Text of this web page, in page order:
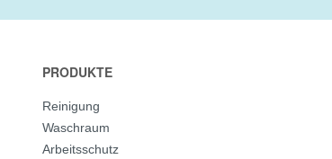
PRODUKTE
Reinigung
Waschraum
Arbeitsschutz